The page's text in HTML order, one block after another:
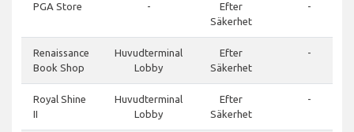
PGA Store -
Efter
Säkerhet
-
Renaissance
Book Shop
Huvudterminal
Lobby
Efter
Säkerhet
-
Royal Shine
II
Huvudterminal
Lobby
Efter
Säkerhet
-